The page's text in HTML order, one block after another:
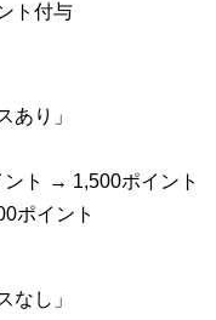
ト付与
あり」
ント → 1,500ポイント
ポイント
なし」